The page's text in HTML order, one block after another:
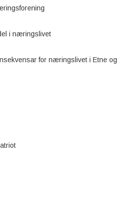
i næringslivet
for næringslivet i Etne og